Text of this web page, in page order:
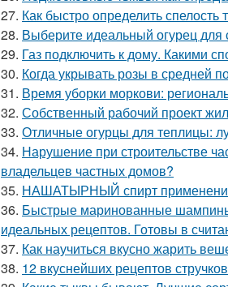
27. Как быстро определить
28. Выберите идеальный огурец для
29. Газ подключить к дому. Какими
30. Когда укрывать розы в средней
31. Время уборки моркови:
32. Собственный рабочий проект
33. Отличные огурцы для теплицы:
34. Нарушение при строительстве
владельцев частных домов?
35. НАШАТЫРНЫЙ спирт применение
36. Быстрые маринованные
идеальных рецептов. Готовы в
37. Как научиться вкусно жарить
38. 12 вкуснейших рецептов